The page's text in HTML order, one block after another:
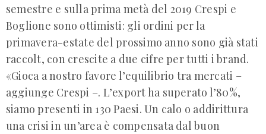
semestre e sulla prima metà del 2019 Crespi e
Boglione sono ottimisti: gli ordini per la
primavera-estate del prossimo anno sono già stati
raccolt, con crescite a due cifre per tutti i brand.
«Gioca a nostro favore l’equilibrio tra mercati –
aggiunge Crespi –. L’export ha superato l’80%,
siamo presenti in 130 Paesi. Un calo o addirittura
una crisi in un’area è compensata dal buon